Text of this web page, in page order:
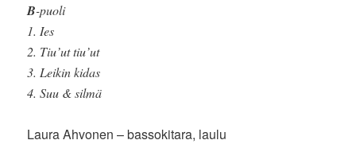
B-puoli
1. Ies
2. Tiu’ut tiu’ut
3. Leikin kidas
4. Suu & silmä
Laura Ahvonen – bassokitara, laulu